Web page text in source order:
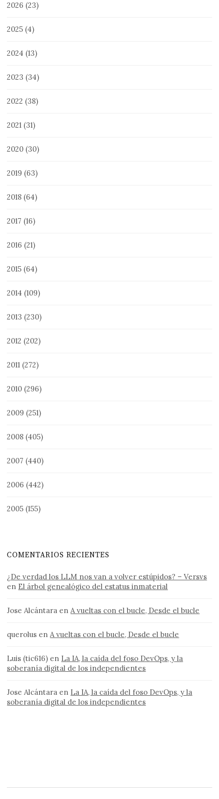
2026 (23)
2025 (4)
2024 (13)
2023 (34)
2022 (38)
2021 (31)
2020 (30)
2019 (63)
2018 (64)
2017 (16)
2016 (21)
2015 (64)
2014 (109)
2013 (230)
2012 (202)
2011 (272)
2010 (296)
2009 (251)
2008 (405)
2007 (440)
2006 (442)
2005 (155)
COMENTARIOS RECIENTES
¿De verdad los LLM nos van a volver estúpidos? – Versvs
en El árbol genealógico del estatus inmaterial
Jose Alcántara enA vueltas con el bucle, Desde el bucle
querolus enA vueltas con el bucle, Desde el bucle
Luis (tic616) en La IA, la caída del foso DevOps, y la
soberanía digital de los independientes
Jose Alcántara en La IA, la caída del foso DevOps, y la
soberanía digital de los independientes